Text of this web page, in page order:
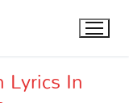
In